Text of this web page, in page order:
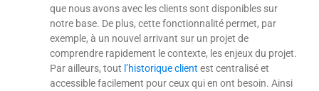
que nous avons avec les clients sont disponibles sur
notre base. De plus, cette fonctionnalité permet, par
exemple, à un nouvel arrivant sur un projet de
comprendre rapidement le contexte, les enjeux du projet.
Par ailleurs, tout l’historique client est centralisé et
accessible facilement pour ceux qui en ont besoin. Ainsi